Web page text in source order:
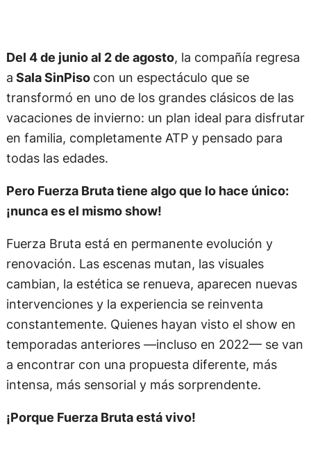
Del 4 de junio al 2 de agosto, la compañía regresa
a Sala SinPiso con un espectáculo que se
transformó en uno de los grandes clásicos de las
vacaciones de invierno: un plan ideal para disfrutar
en familia, completamente ATP y pensado para
todas las edades.
Pero Fuerza Bruta tiene algo que lo hace único:
¡nunca es el mismo show!
Fuerza Bruta está en permanente evolución y
renovación. Las escenas mutan, las visuales
cambian, la estética se renueva, aparecen nuevas
intervenciones y la experiencia se reinventa
constantemente. Quienes hayan visto el show en
temporadas anteriores —incluso en 2022— se van
a encontrar con una propuesta diferente, más
intensa, más sensorial y más sorprendente.
¡Porque Fuerza Bruta está vivo!